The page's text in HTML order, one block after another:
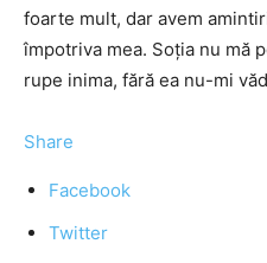
foarte mult, dar avem
împotriva mea. Soția nu mă
rupe inima, fără ea nu-mi
Share
Facebook
Twitter